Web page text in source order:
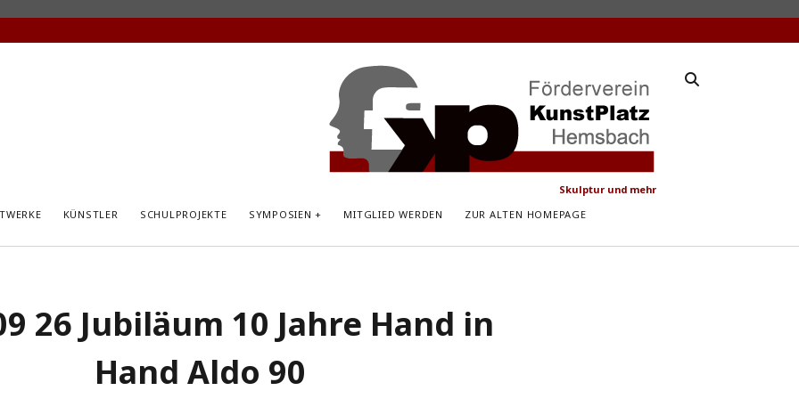
KunstPlatz
Hemsbach
Skulptur und mehr
KÜNSTLER SCHULPROJEKTE SYMPOSIEN MITGLIED WERDEN ZUR ALTEN HOMEPAGE
26 Jubiläum 10 Jahre Hand in
Hand Aldo 90